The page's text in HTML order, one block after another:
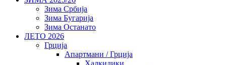
Зима Србија
Зима Бугарија
Зима Останато
ЛЕТО 2026
Грција
Апартмани / Грција